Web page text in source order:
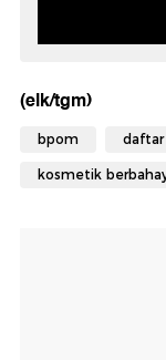
(elk/tgm)
bpom
kosmetik